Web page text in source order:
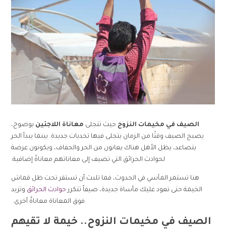
الصيف في مخيمات النزوح حيث تتجلى معاناة اللاجئين بوضوح،
يصبح الصيف وقتًا من الزمان يتجلى فيها تحديات جديدة. بينما يبدأ الحر
يتصاعد، يظل الأهل هناك يعانون من الحر والجفاف، ويكونون عرضة
لحوادث الحرائق التي تضيف إلى معاناتهم معاناةً إضافية.
هنا تستمر المآسي في الحدوث، فما تلبث أن تستقر تحت ظل قماش
الخيمة حتى تعود عليك مأساة جديدة، صيفاً تتكرر حوادث الحرائق وتزيد
فوق المعاناة معاناةٌ أخرى.
الصيف في مخيمات النزوح.. خيمة لا تقيهم